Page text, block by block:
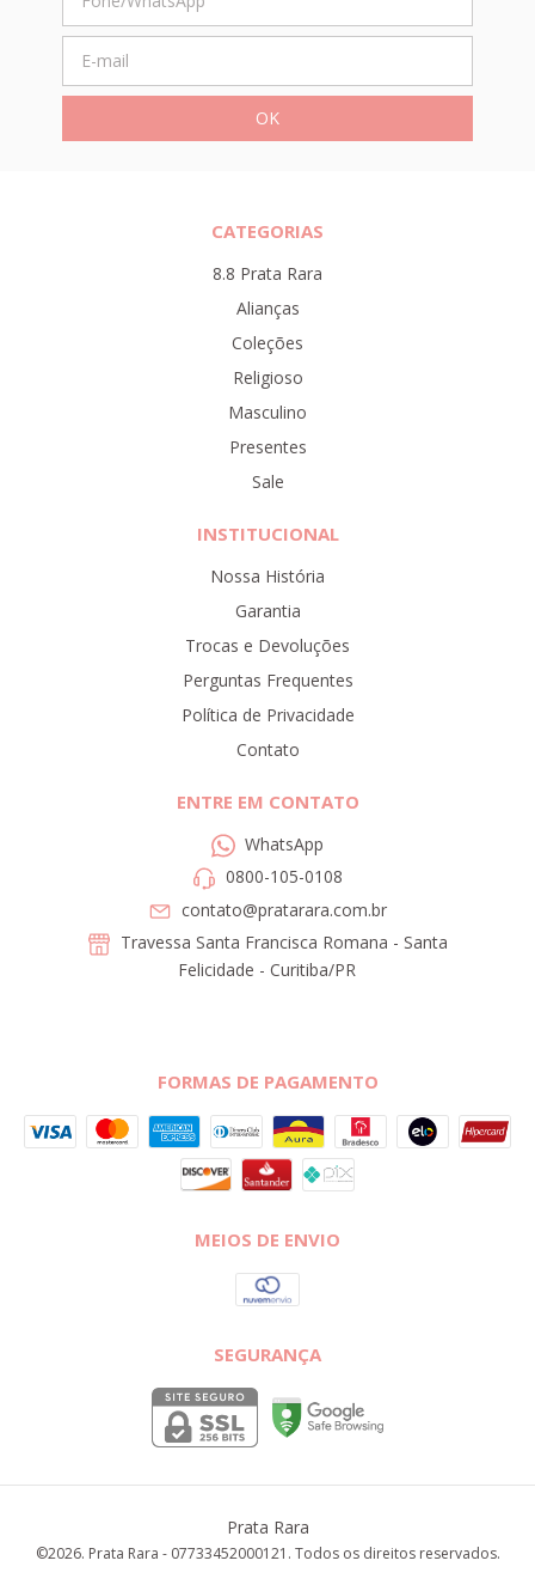
CATEGORIAS
8.8 Prata Rara
Alianças
Coleções
Religioso
Masculino
Presentes
Sale
INSTITUCIONAL
Nossa História
Garantia
Trocas e Devoluções
Perguntas Frequentes
Política de Privacidade
Contato
ENTRE EM CONTATO
WhatsApp
0800-105-0108
contato@pratarara.com.br
Travessa Santa Francisca Romana - Santa
Felicidade - Curitiba/PR
FORMAS DE PAGAMENTO
MEIOS DE ENVIO
SEGURANÇA
Prata Rara
©2026. Prata Rara - 07733452000121. Todos os direitos reservados.